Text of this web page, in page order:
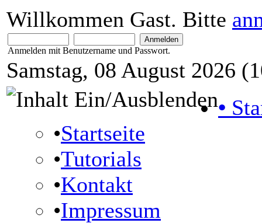
Willkommen Gast. Bitte
Anmelden mit Benutzername und Passwort.
Samstag, 08 August 2026
•
•Startseite
•Tutorials
•Kontakt
•Impressum